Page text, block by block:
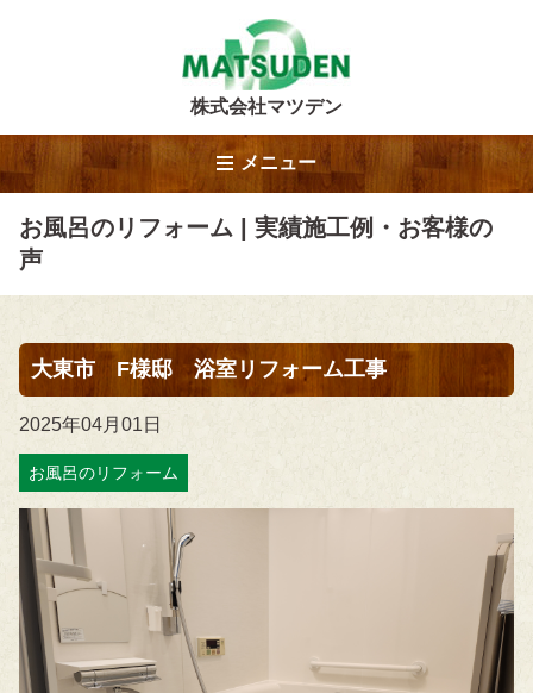
株式会社マツデン
メニュー
お風呂のリフォーム | 実績施工例・お客様の
声
大東市 F様邸 浴室リフォーム工事
2025年04月01日
お風呂のリフォーム